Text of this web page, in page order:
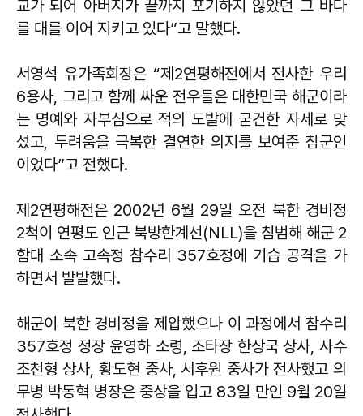
교가 되어 아버지가 끝까지 포기하지 않았던 그 바다
를 대를 이어 지키고 있다”고 말했다.
서영석 유가족회장은 “제2연평해전에서 전사한 우리
6용사, 그리고 함께 싸운 전우들은 대한민국 해군이라
는 명예와 자부심으로 적의 도발에 굳건한 자세로 맞
섰고, 두려움을 극복한 결연한 의지를 보여준 참군인
이었다”고 전했다.
제2연평해전은 2002년 6월 29일 오전 북한 경비정
2척이 연평도 인근 북방한계선(NLL)을 침범해 해군 2
함대 소속 고속정 참수리 357호정에 기습 공격을 가
하면서 발발했다.
해군이 북한 경비정을 제압했으나 이 과정에서 참수리
357호정 정장 윤영하 소령, 조타장 한상국 상사, 사수
조천형 상사, 황도현 중사, 서후원 중사가 전사했고 의
무병 박동혁 병장은 중상을 입고 83일 만인 9월 20일